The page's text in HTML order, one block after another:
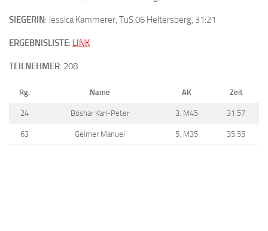
SIEGERIN: Jessica Kammerer, TuS 06 Heltersberg, 31:21
ERGEBNISLISTE: LINK
TEILNEHMER: 208
Rg. Name AK Zeit
24 Böshar Karl-Peter 3. M45 31:57
63 Geimer Manuel 5. M35 35:55